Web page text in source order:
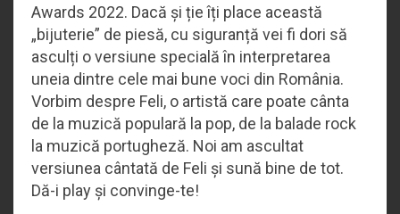
Awards 2022. Dacă și ție îți place această
„bijuterie” de piesă, cu siguranță vei fi dori să
asculți o versiune specială în interpretarea
uneia dintre cele mai bune voci din România.
Vorbim despre Feli, o artistă care poate cânta
de la muzică populară la pop, de la balade rock
la muzică portugheză. Noi am ascultat
versiunea cântată de Feli și sună bine de tot.
Dă-i play și convinge-te!